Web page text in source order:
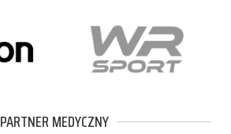
PARTNER MEDYCZNY